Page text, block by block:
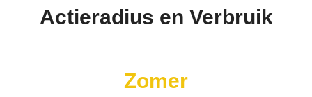
Actieradius en Verbruik
Zomer